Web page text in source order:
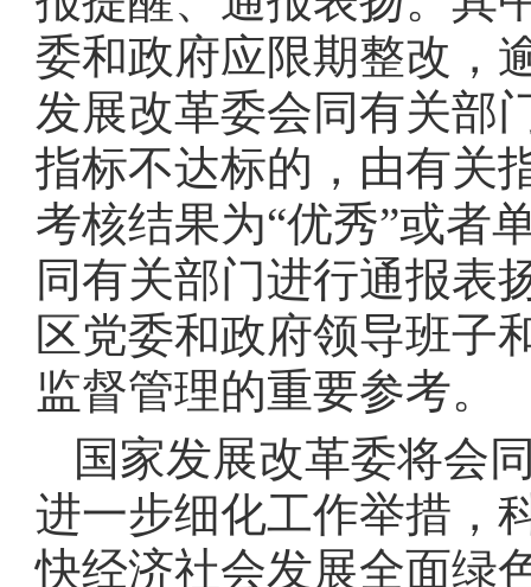
委和政府应限期整改，
发展改革委会同有关部
指标不达标的，由有关
考核结果为“优秀”或者
同有关部门进行通报表
区党委和政府领导班子
监督管理的重要参考。
国家发展改革委将会
进一步细化工作举措，
快经济社会发展全面绿